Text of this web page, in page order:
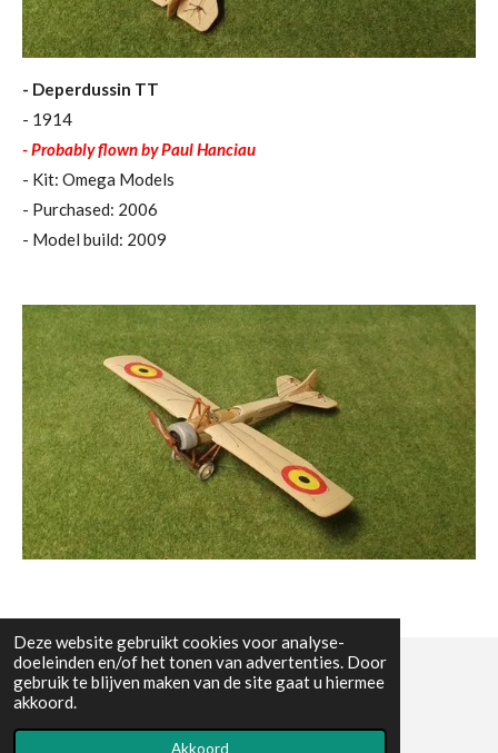
Deze website gebruikt cookies voor analyse-
doeleinden en/of het tonen van advertenties. Door
gebruik te blijven maken van de site gaat u hiermee
akkoord.
Akkoord
- Deperdussin TT
- 1914
- Probably flown by Paul Hanciau
- Kit: Omega Models
- Purchased: 2006
- Model build: 2009
© All the pictures on this website are copywright protected